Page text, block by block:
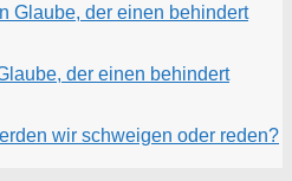
Glaube, der einen behindert
der einen behindert
wir schweigen oder reden?